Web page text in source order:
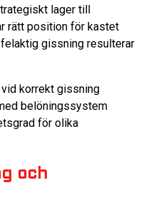
lager till
rätt position för kastet
gissning resulterar
korrekt gissning
belöningssystem
för olika
och